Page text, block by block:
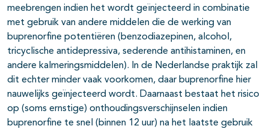
meebrengen indien het wordt geïnjecteerd in combinatie
met gebruik van andere middelen die de werking van
buprenorfine potentiëren (benzodiazepinen, alcohol,
tricyclische antidepressiva, sederende antihistaminen, en
andere kalmerings­middelen). In de Nederlandse praktijk zal
dit echter minder vaak voor­komen, daar buprenorfine hier
nauwelijks geïnjecteerd wordt. Daarnaast bestaat het risico
op (soms ernstige) onthoudingsverschijnselen indien
buprenorfine te snel (binnen 12 uur) na het laatste gebruik